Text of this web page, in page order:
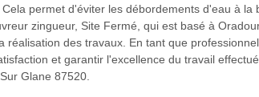
permet d'éviter les débordements d'eau à la
zingueur, Site Fermé, qui est basé à
réalisation des travaux. En tant que
et garantir l'excellence du travail
Glane 87520.